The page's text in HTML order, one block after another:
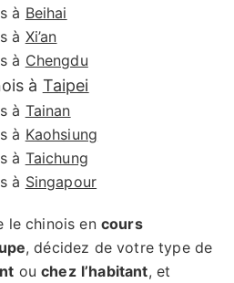
à Beihai
à Xi’an
à Chengdu
à Taipei
à Tainan
à Kaohsiung
à Taichung
à Singapour
le chinois en cours
, décidez de votre type de
ouchez l’habitant, et